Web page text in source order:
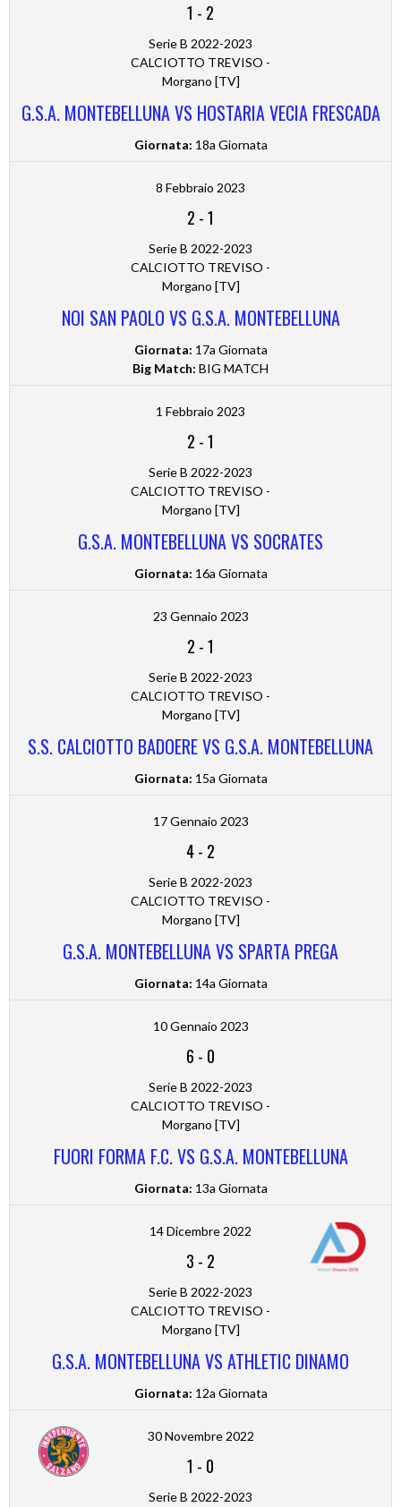
1 - 2
Serie B 2022-2023
CALCIOTTO TREVISO -
Morgano [TV]
G.S.A. MONTEBELLUNA VS HOSTARIA VECIA FRESCADA
Giornata: 18a Giornata
8 Febbraio 2023
2 -1
Serie B 2022-2023
CALCIOTTO TREVISO -
Morgano [TV]
NOI SAN PAOLO VS G.S.A. MONTEBELLUNA
Giornata: 17a Giornata
Big Match: BIG MATCH
1 Febbraio 2023
2 -1
Serie B 2022-2023
CALCIOTTO TREVISO -
Morgano [TV]
G.S.A. MONTEBELLUNA VS SOCRATES
Giornata: 16a Giornata
23 Gennaio 2023
2 -1
Serie B 2022-2023
CALCIOTTO TREVISO -
Morgano [TV]
S.S. CALCIOTTO BADOERE VS G.S.A. MONTEBELLUNA
Giornata: 15a Giornata
17 Gennaio 2023
4- 2
Serie B 2022-2023
CALCIOTTO TREVISO -
Morgano [TV]
G.S.A. MONTEBELLUNA VS SPARTA PREGA
Giornata: 14a Giornata
10 Gennaio 2023
6 - 0
Serie B 2022-2023
CALCIOTTO TREVISO -
Morgano [TV]
FUORI FORMA F.C. VS G.S.A. MONTEBELLUNA
Giornata: 13a Giornata
14 Dicembre 2022
3 - 2
Serie B 2022-2023
CALCIOTTO TREVISO -
Morgano [TV]
G.S.A. MONTEBELLUNA VS ATHLETIC DINAMO
Giornata: 12a Giornata
30 Novembre 2022
1 - 0
Serie B 2022-2023